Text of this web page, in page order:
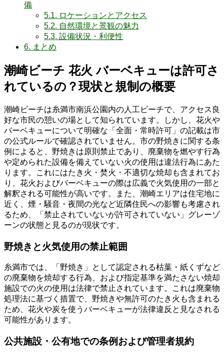
備
5.1. ロケーションとアクセス
5.2. 自然環境と景観の魅力
5.3. 設備状況・利便性
6. まとめ
潮崎ビーチ 花火 バーベキューは許可さ
れているの？現状と規制の概要
潮崎ビーチは糸満市南浜公園内の人工ビーチで、アクセス良
好な市民の憩いの場として知られています。しかし、花火や
バーベキューについて明確な「全面・常時許可」の記載は市
の公式ルールで確認されていません。市の野焼きに関する条
例によると、野焼きは原則禁止であり、廃棄物を燃やす行為
や定められた設備を備えていない火の使用は違法行為にあた
ります。これにはたき火・焚火・不適切な焼却も含まれてお
り、花火およびバーベキューの際は広義で火気使用の一部と
解釈される可能性が高いです。また、潮崎エリアは住宅地に
近く、煙・騒音・夜間の光など近隣住民への影響も考慮され
るため、「禁止されていないが許可されていない」グレーゾ
ーンの状態と見るのが現状です。
野焼きと火気使用の禁止範囲
糸満市では、「野焼き」として認定される枯葉・紙くずなど
の廃棄物を焼却する行為、および指定基準を満たさない焼却
施設での火の使用は法律で禁止されています。これは廃棄物
処理法に基づく措置で、野焼きや無許可のたき火も含まれる
ため、花火や炭を使うバーベキューが法律違反と見なされる
可能性があります。
公共施設・公有地での条例および管理者規約